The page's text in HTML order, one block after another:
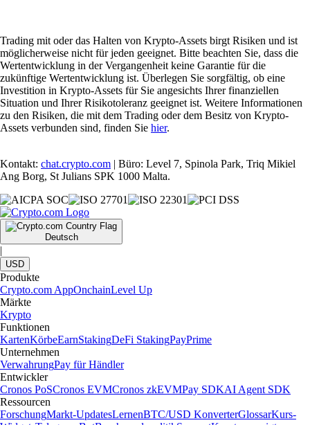
Trading mit oder das Halten von Krypto-Assets birgt Risiken und ist
möglicherweise nicht für jeden geeignet. Bitte beachten Sie, dass die
Wertentwicklung in der Vergangenheit keine Garantie für die
zukünftige Wertentwicklung ist. Überlegen Sie sorgfältig, ob eine
Investition in Krypto-Assets für Sie angesichts Ihrer finanziellen
Situation und Ihrer Risikotoleranz geeignet ist. Weitere Informationen
zu den Risiken, die mit dem Trading oder dem Besitz von Krypto-
Assets verbunden sind, finden Sie hier.
Kontakt: chat.crypto.com | Büro: Level 7, Spinola Park, Triq Mikiel
Ang Borg, St Julians SPK 1000 Malta.
Deutsch
|
USD
Produkte
Crypto.com AppOnchainLevel Up
Märkte
Krypto
Funktionen
KartenKörbeEarnStakingDeFi StakingPayPrime
Unternehmen
VerwahrungPay für Händler
Entwickler
Cronos PoSCronos EVMCronos zkEVMPay SDKAI Agent SDK
Ressourcen
ForschungMarkt-UpdatesLernenBTC/USD KonverterGlossarKurs-